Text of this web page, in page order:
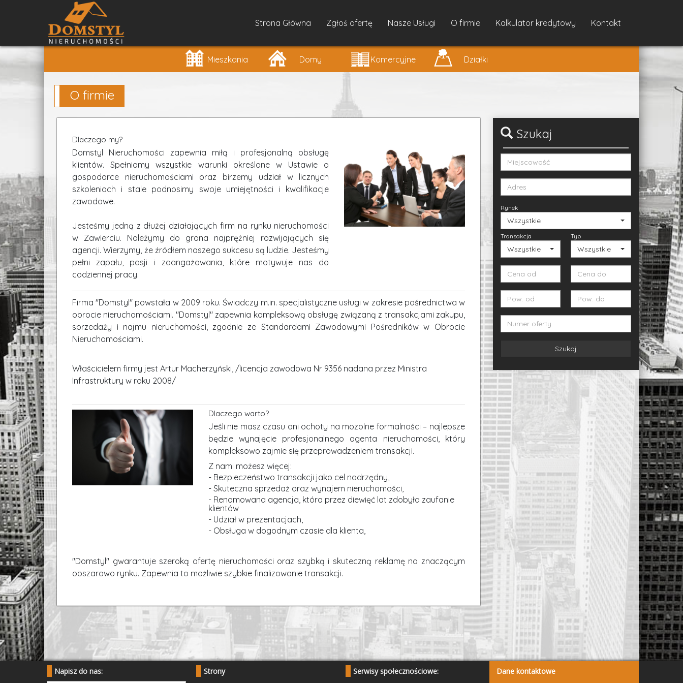
Strona Główna Zgłoś ofertę Nasze Usługi O firmie Kalkulator kredytowy Kontakt
Mieszkania Domy Komercyjne Działki
O firmie
Szukaj
Rynek
Wszystkie
Transakcja
Wszystkie
Typ
Wszystkie
Napisz do nas: Strony Serwisy społecznościowe: Dane kontaktowe